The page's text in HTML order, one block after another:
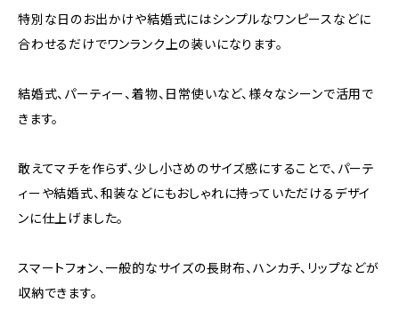
特別な日のお出かけや結婚式にはシンプルなワンピースなどに
合わせるだけでワンランク上の装いになります。
結婚式、パーティー、着物、日常使いなど、様々なシーンで活用で
きます。
敢えてマチを作らず、少し小さめのサイズ感にすることで、パーテ
ィーや結婚式、和装などにもおしゃれに持っていただけるデザイ
ンに仕上げました。
スマートフォン、一般的なサイズの長財布、ハンカチ、リップなどが
収納できます。